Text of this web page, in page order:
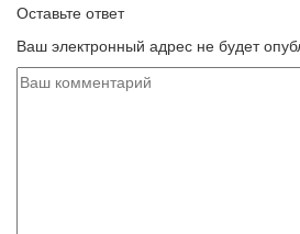
Оставьте ответ
Ваш электронный адрес не будет